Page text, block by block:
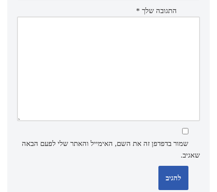
התגובה שלך *
שמור בדפדפן זה את השם, האימייל והאתר שלי לפעם הבאה
שאגיב.